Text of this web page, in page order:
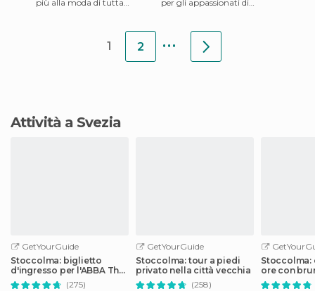
più alla moda di tutta
per gli appassionati di
1 2 ...
Attività a Svezia
GetYourGuide
Stoccolma: biglietto
d'ingresso per l'ABBA The
Museum
(275)
GetYourGuide
Stoccolma: tour a piedi
privato nella città vecchia
(258)
Stoccolma:
ore con